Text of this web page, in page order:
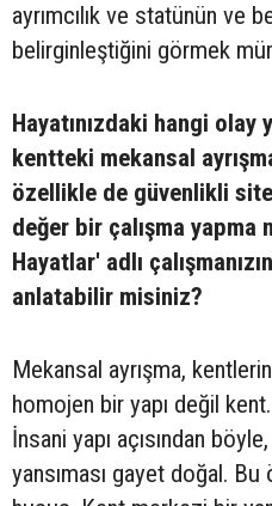
ayrımcılık ve statünün ve
belirginleştiğini görmek
Hayatınızdaki hangi olay
kentteki mekansal
özellikle de güvenlikli
değer bir çalışma
Hayatlar' adlı
anlatabilir misiniz?
Mekansal ayrışma,
homojen bir yapı değil
İnsani yapı açısından
yansıması gayet doğal.